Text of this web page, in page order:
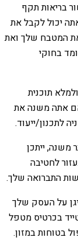
בריאות תקף
יכול לקבל את
המטבח שלך ואת
בחוקי
תוכנית
אתה משנה את
לתכנון/ייעוד.
משנה, ייתכן
לחטיבה
התברואה שלך.
יגן על העסק שלך
בכרטיס מטפל
בטוחות במזון.